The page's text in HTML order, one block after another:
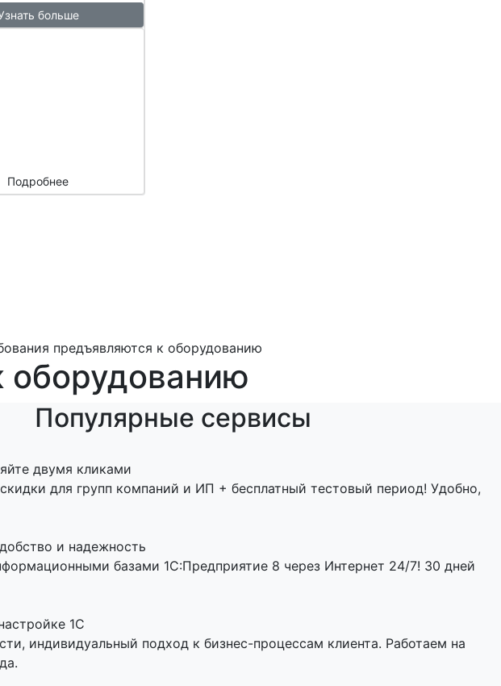
больше
Подробнее
предъявляются к оборудованию
оборудованию
Популярные сервисы
двумя кликами
для групп компаний и ИП + бесплатный тестовый период! Удобно,
и надежность
базами 1С:Предприятие 8 через Интернет 24/7! 30 дней
1С
индивидуальный подход к бизнес-процессам клиента. Работаем на